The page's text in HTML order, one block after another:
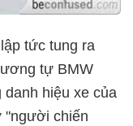
tức tung ra
tự BMW
danh hiệu xe của
chiến